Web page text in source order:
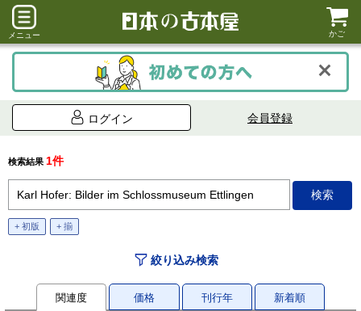
メニュー かご
ログイン 会員登録
検索結果 1件
+ 初版 + 揃
絞り込み検索
関連度 価格 刊行年 新着順